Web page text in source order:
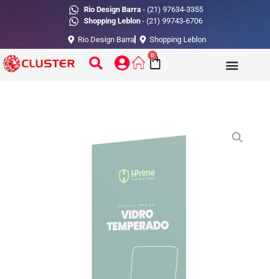
Rio Design Barra- (21) 97634-3355
Shopping Leblon - (21) 99743-6706
Rio Design Barra Shopping Leblon
0